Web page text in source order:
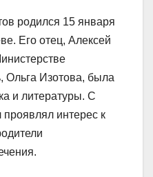
родился 15 января
Его отец, Алексей
Ольга Изотова, была
и литературы. С
проявлял интерес к